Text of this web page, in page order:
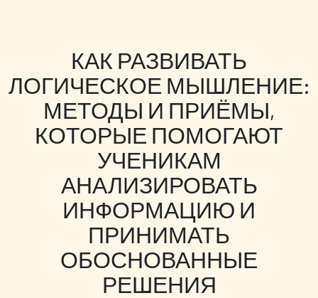
КАК РАЗВИВАТЬ
ЛОГИЧЕСКОЕ МЫШЛЕНИЕ:
МЕТОДЫ И ПРИЁМЫ,
КОТОРЫЕ ПОМОГАЮТ
УЧЕНИКАМ
АНАЛИЗИРОВАТЬ
ИНФОРМАЦИЮ И
ПРИНИМАТЬ
ОБОСНОВАННЫЕ
РЕШЕНИЯ